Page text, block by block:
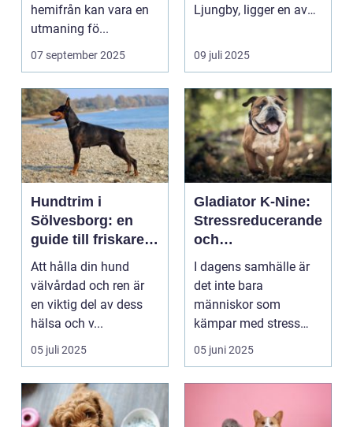
hemifrån kan vara en
utmaning fö...
07 september 2025
Ljungby, ligger en av
09 juli 2025
Hundtrim i
Sölvesborg: en
guide till friskare
och gladare
hundar
Att hålla din hund
välvårdad och ren är
en viktig del av dess
hälsa och v...
05 juli 2025
Gladiator K-Nine:
Stressreducerande
och
ångestdämpande
hundhalsband
I dagens samhälle är
det inte bara
människor som
kämpar med stress
och ång...
05 juni 2025